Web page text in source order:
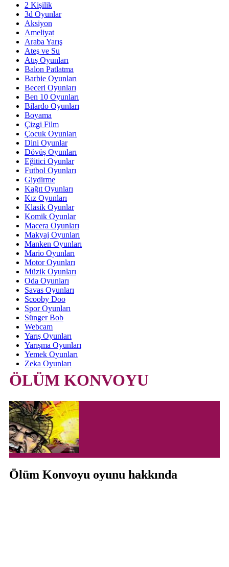
2 Kişilik
3d Oyunlar
Aksiyon
Ameliyat
Araba Yarış
Ateş ve Su
Atış Oyunları
Balon Patlatma
Barbie Oyunları
Beceri Oyunları
Ben 10 Oyunları
Bilardo Oyunları
Boyama
Çizgi Film
Çocuk Oyunları
Dini Oyunlar
Dövüş Oyunları
Eğitici Oyunlar
Futbol Oyunları
Giydirme
Kağıt Oyunları
Kız Oyunları
Klasik Oyunlar
Komik Oyunlar
Macera Oyunları
Makyaj Oyunları
Manken Oyunları
Mario Oyunları
Motor Oyunları
Müzik Oyunları
Oda Oyunları
Savas Oyunları
Scooby Doo
Spor Oyunları
Sünger Bob
Webcam
Yarış Oyunları
Yarışma Oyunları
Yemek Oyunları
Zeka Oyunları
ÖLÜM KONVOYU
Ölüm Konvoyu oyunu hakkında